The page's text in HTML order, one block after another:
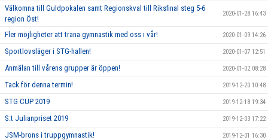
Välkomna till Guldpokalen samt Regionskval till Riksfinal steg 5-6
region Öst!
2020-01-28 16:43
Fler möjligheter att träna gymnastik med oss i vår! 2020-01-09 14:26
Sportlovsläger i STG-hallen! 2020-01-07 12:51
Anmälan till vårens grupper är öppen! 2020-01-02 08:28
Tack för denna termin! 2019-12-20 10:48
STG CUP 2019 2019-12-18 19:34
S:t Julianpriset 2019 2019-12-03 17:22
JSM-brons i truppgymnastik! 2019-12-01 16:30